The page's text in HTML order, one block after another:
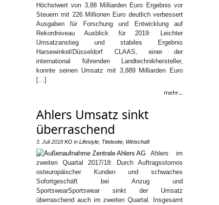
Höchstwert von 3,88 Milliarden Euro Ergebnis vor
Steuern mit 226 Millionen Euro deutlich verbessert
Ausgaben für Forschung und Entwicklung auf
Rekordniveau Ausblick für 2019: Leichter
Umsatzanstieg und stabiles Ergebnis
Harsewinkel/Düsseldorf CLAAS, einer der
international führenden Landtechnikhersteller,
konnte seinen Umsatz mit 3,889 Milliarden Euro
[…]
mehr...
Ahlers Umsatz sinkt
überraschend
3. Juli 2018 KO in Lifestyle Titelseite Wirtschaft
Ahlers im
zweiten Quartal 2017/18: Durch Auftragsstornos
osteuropäischer Kunden und schwaches
Sofortgeschäft bei Anzug und
SportswearSportswear sinkt der Umsatz
überraschend auch im zweiten Quartal. Insgesamt